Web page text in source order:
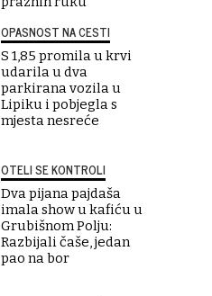
OPASNOST NA CESTI
S 1,85 promila u krvi
udarila u dva
parkirana vozila u
Lipiku i pobjegla s
mjesta nesreće
OTELI SE KONTROLI
Dva pijana pajdaša
imala show u kafiću u
Grubišnom Polju:
Razbijali čaše, jedan
pao na bor